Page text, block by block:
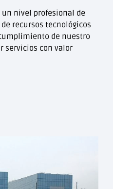
nivel profesional de
recursos tecnológicos
de nuestro
servicios con valor